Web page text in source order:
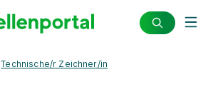
Technische/r Zeichner/in